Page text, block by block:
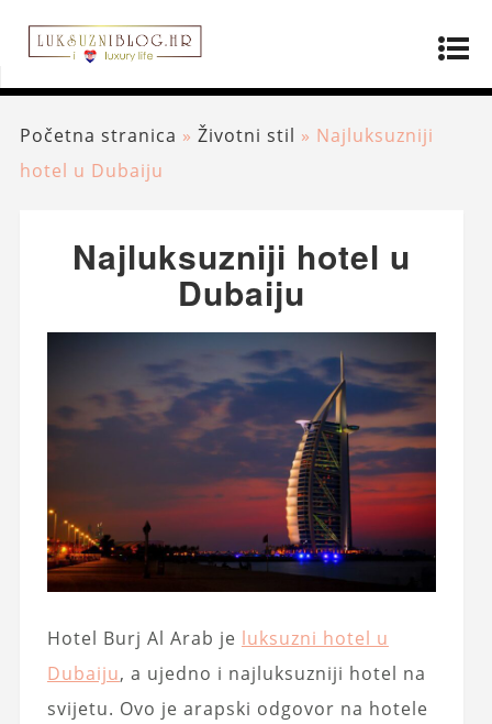
Početna stranica » Životni stil » Najluksuzniji
hotel u Dubaiju
Najluksuzniji hotel u
Dubaiju
Hotel Burj Al Arab je luksuzni hotel u
Dubaiju, a ujedno i najluksuzniji hotel na
svijetu. Ovo je arapski odgovor na hotele